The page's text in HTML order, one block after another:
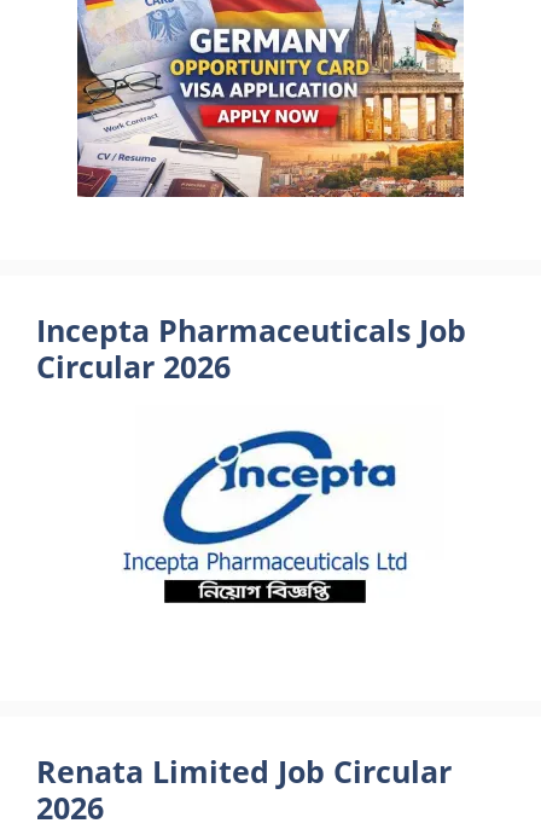
Incepta Pharmaceuticals Job
Circular 2026
Renata Limited Job Circular
2026